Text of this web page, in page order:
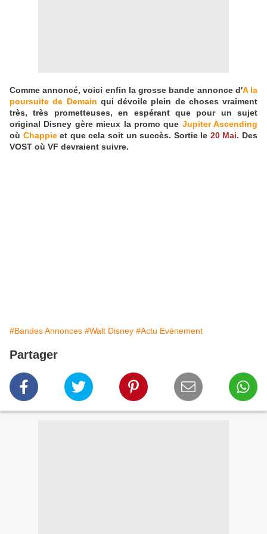
Comme annoncé, voici enfin la grosse bande annonce d'A la
poursuite de Demain qui dévoile plein de choses vraiment
très, très prometteuses, en espérant que pour un sujet
original Disney gère mieux la promo que Jupiter Ascending
où Chappieet que cela soit un succès. Sortie le 20 Mai. Des
VOST où VF devraient suivre.
#Bandes Annonces #Walt Disney #Actu Evénement
Partager